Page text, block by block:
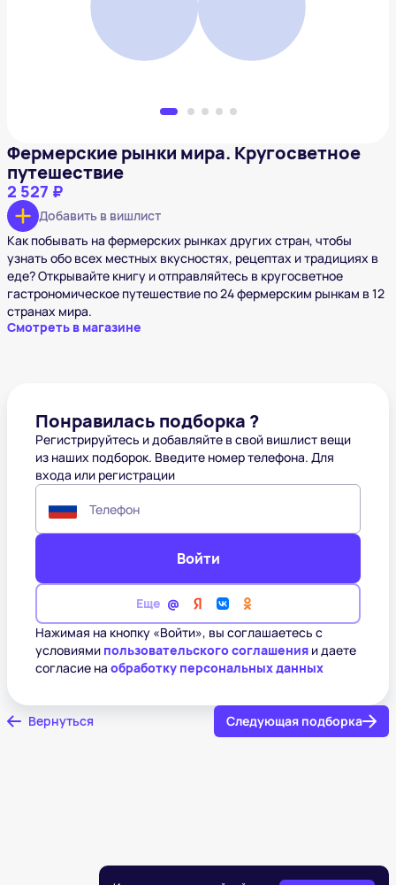
Добавить в вишлист
Фермерские рынки мира. Кругосветное
путешествие
2 527 ₽
Добавить в вишлист
Как побывать на фермерских рынках других стран, чтобы
узнать обо всех местных вкусностях, рецептах и традициях в
еде? Открывайте книгу и отправляйтесь в кругосветное
гастрономическое путешествие по 24 фермерским рынкам в 12
странах мира.
Смотреть в магазине
Понравилась подборка ?
Регистрируйтесь и добавляйте в свой вишлист вещи
из наших подборок. Введите номер телефона. Для
входа или регистрации
Телефон
Войти
Еще
Нажимая на кнопку «Войти», вы соглашаетесь с
условиями пользовательского соглашения и даете
согласие на обработку персональных данных
Вернуться Следующая подборка